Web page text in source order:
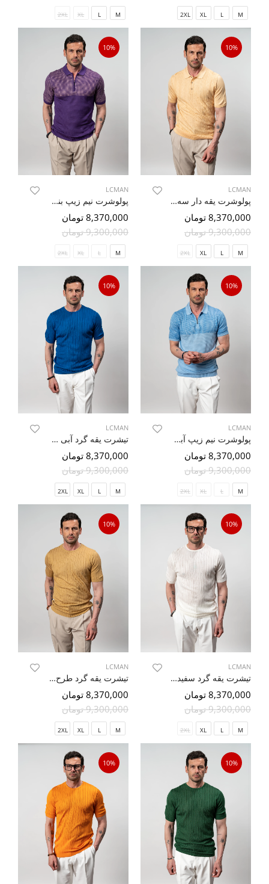
M
L
XL
2XL
M
L
XL
2XL
10%
LCMAN
پولوشرت یقه دار سه دکمه طرح دار 14
8,370,000 تومان
9,300,000 تومان
M
L
XL
2XL
10%
LCMAN
پولوشرت نیم زیپ بنفش طرح دار 46
8,370,000 تومان
9,300,000 تومان
M
L
XL
2XL
10%
LCMAN
پولوشرت نیم زیپ آبی طرح دار 50
8,370,000 تومان
9,300,000 تومان
M
L
XL
2XL
10%
LCMAN
تیشرت یقه گرد آبی طرح دار 76
8,370,000 تومان
9,300,000 تومان
M
L
XL
2XL
10%
LCMAN
تیشرت یقه گرد سفید طرح دار 84
8,370,000 تومان
9,300,000 تومان
M
L
XL
2XL
10%
LCMAN
تیشرت یقه گرد طرح دار 88
8,370,000 تومان
9,300,000 تومان
M
L
XL
2XL
10%
10%